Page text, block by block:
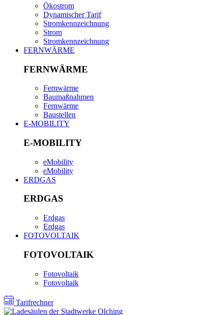
Ökostrom
Dynamischer Tarif
Stromkennzeichnung
Strom
Stromkennzeichnung
FERNWÄRME
FERNWÄRME
Fernwärme
Baumaßnahmen
Fernwärme
Baustellen
E-MOBILITY
E-MOBILITY
eMobility
eMobility
ERDGAS
ERDGAS
Erdgas
Erdgas
FOTOVOLTAIK
FOTOVOLTAIK
Fotovoltaik
Fotovoltaik
Tarifrechner